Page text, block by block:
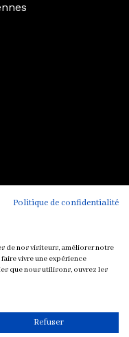
2012 - 2026
Politique de confidentialité
de nos visiteurs, améliorer notre
vivre une expérience
que nous utilisons, ouvrez les
Refuser